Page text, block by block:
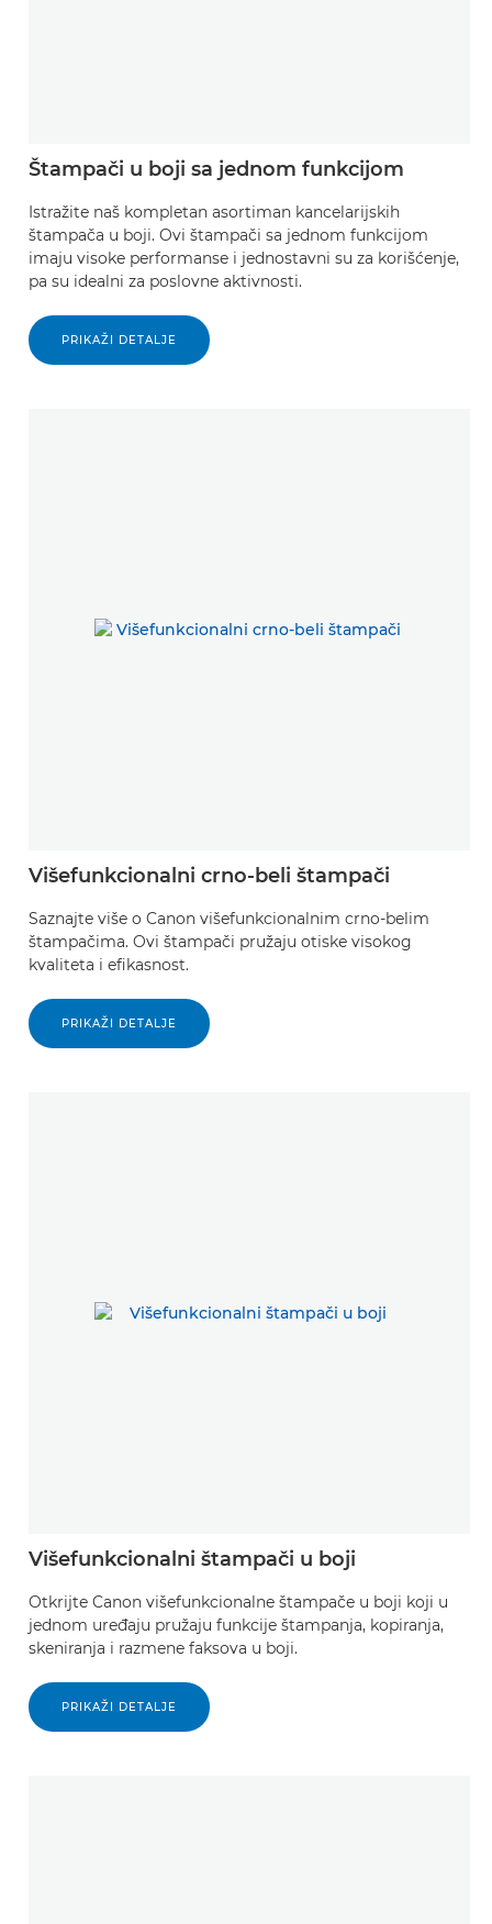
Štampači u boji sa jednom funkcijom
Istražite naš kompletan asortiman kancelarijskih
štampača u boji. Ovi štampači sa jednom funkcijom
imaju visoke performanse i jednostavni su za korišćenje,
pa su idealni za poslovne aktivnosti.
PRIKAŽI DETALJE
Višefunkcionalni crno-beli štampači
Saznajte više o Canon višefunkcionalnim crno-belim
štampačima. Ovi štampači pružaju otiske visokog
kvaliteta i efikasnost.
PRIKAŽI DETALJE
Višefunkcionalni štampači u boji
Otkrijte Canon višefunkcionalne štampače u boji koji u
jednom uređaju pružaju funkcije štampanja, kopiranja,
skeniranja i razmene faksova u boji.
PRIKAŽI DETALJE